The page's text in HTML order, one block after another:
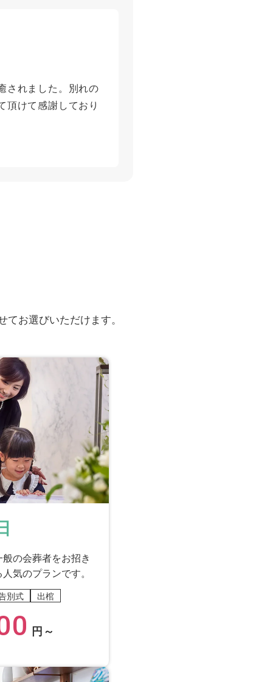
されました。別れの
頂けて感謝しており
クリックで拡大
お選びいただけます。
の会葬者をお招き
気のプランです。
別式 出棺
円～